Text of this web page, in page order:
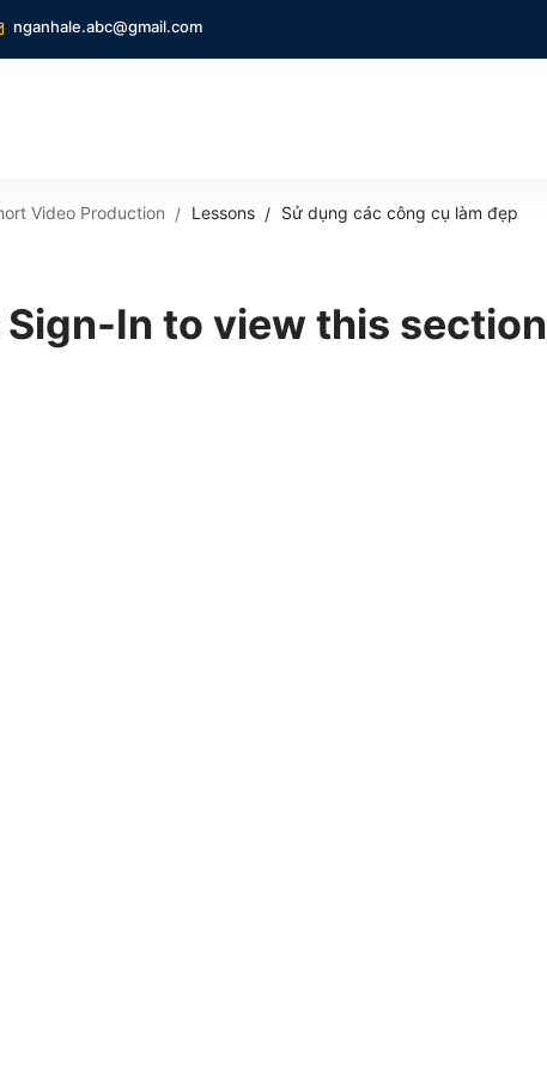
nganhale.abc@gmail.com
Video Production Lessons Sử dụng các công cụ làm đẹp
Sign-In to view this section